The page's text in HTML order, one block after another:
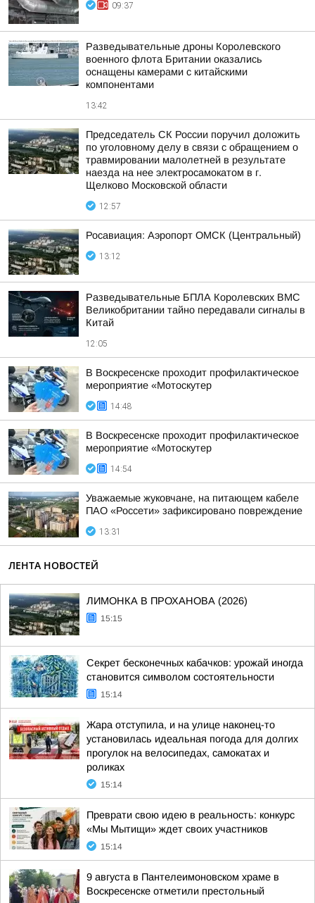
09:37
Разведывательные дроны Королевского
военного флота Британии оказались
оснащены камерами с китайскими
компонентами
13:42
Председатель СК России поручил доложить
по уголовному делу в связи с обращением о
травмировании малолетней в результате
наезда на нее электросамокатом в г.
Щелково Московской области
12:57
Росавиация: Аэропорт ОМСК (Центральный)
13:12
Разведывательные БПЛА Королевских ВМС
Великобритании тайно передавали сигналы в
Китай
12:05
В Воскресенске проходит профилактическое
мероприятие «Мотоскутер
14:48
В Воскресенске проходит профилактическое
мероприятие «Мотоскутер
14:54
Уважаемые жуковчане, на питающем кабеле
ПАО «Россети» зафиксировано повреждение
13:31
ЛЕНТА НОВОСТЕЙ
ЛИМОНКА В ПРОХАНОВА (2026)
15:15
Секрет бесконечных кабачков: урожай иногда
становится символом состоятельности
15:14
Жара отступила, и на улице наконец-то
установилась идеальная погода для долгих
прогулок на велосипедах, самокатах и
роликах
15:14
Преврати свою идею в реальность: конкурс
«Мы Мытищи» ждет своих участников
15:14
9 августа в Пантелеимоновском храме в
Воскресенске отметили престольный